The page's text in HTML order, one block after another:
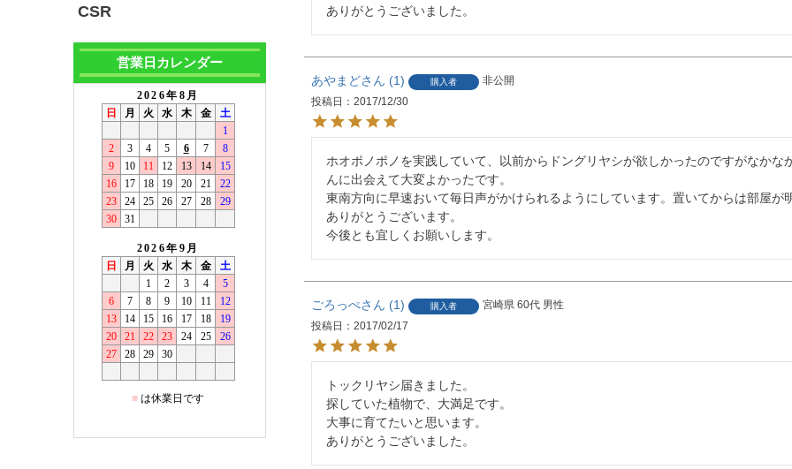
CSR
営業日カレンダー
ありがとうございました。
あやまど 1 購入者
非公開
投稿日
2017/12/30
ホオポノポノを実践していて、以前からドングリヤシが欲しかったのですがなか
んに出会えて大変よかったです。
東南方向に早速おいて毎日声がかけられるようにしています。置いてからは部屋が
ありがとうございます。
今後とも宜しくお願いします。
ごろっぺ 1 購入者 宮崎県 60代 男性
投稿日
2017/02/17
トックリヤシ届きました。
探していた植物で、大満足です。
大事に育てたいと思います。
ありがとうございました。